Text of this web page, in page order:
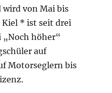
wird von Mai bis
Kiel * ist seit drei
„Noch höher“
auf
Motorseglern bis